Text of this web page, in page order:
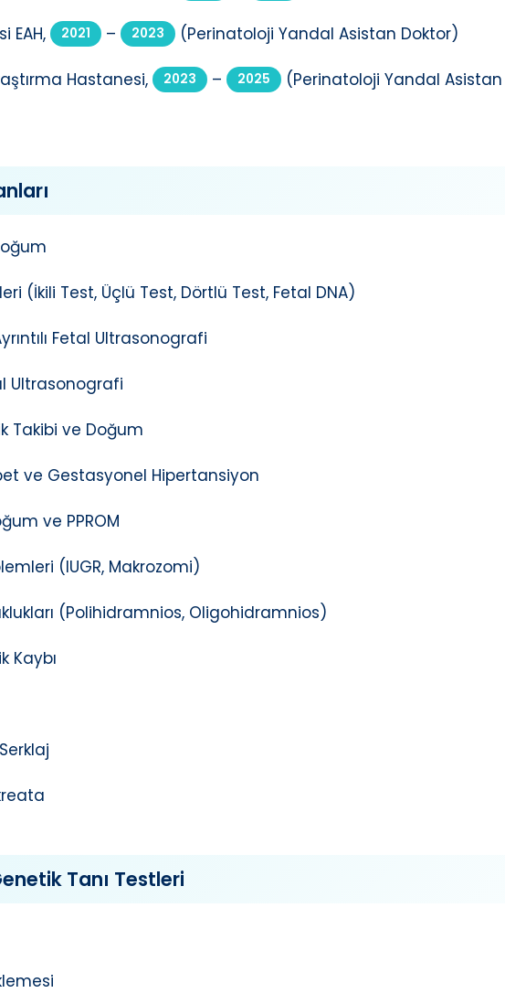
EAH, 2021 – 2023 (Perinatoloji Yandal Asistan Doktor)
Hastanesi, 2023 – 2025 (Perinatoloji Yandal
(İkili Test, Üçlü Test, Dörtlü Test, Fetal DNA)
Fetal Ultrasonografi
Ultrasonografi
Takibi ve Doğum
ve Gestasyonel Hipertansiyon
ve PPROM
(IUGR, Makrozomi)
(Polihidramnios, Oligohidramnios)
Kaybı
Tanı Testleri